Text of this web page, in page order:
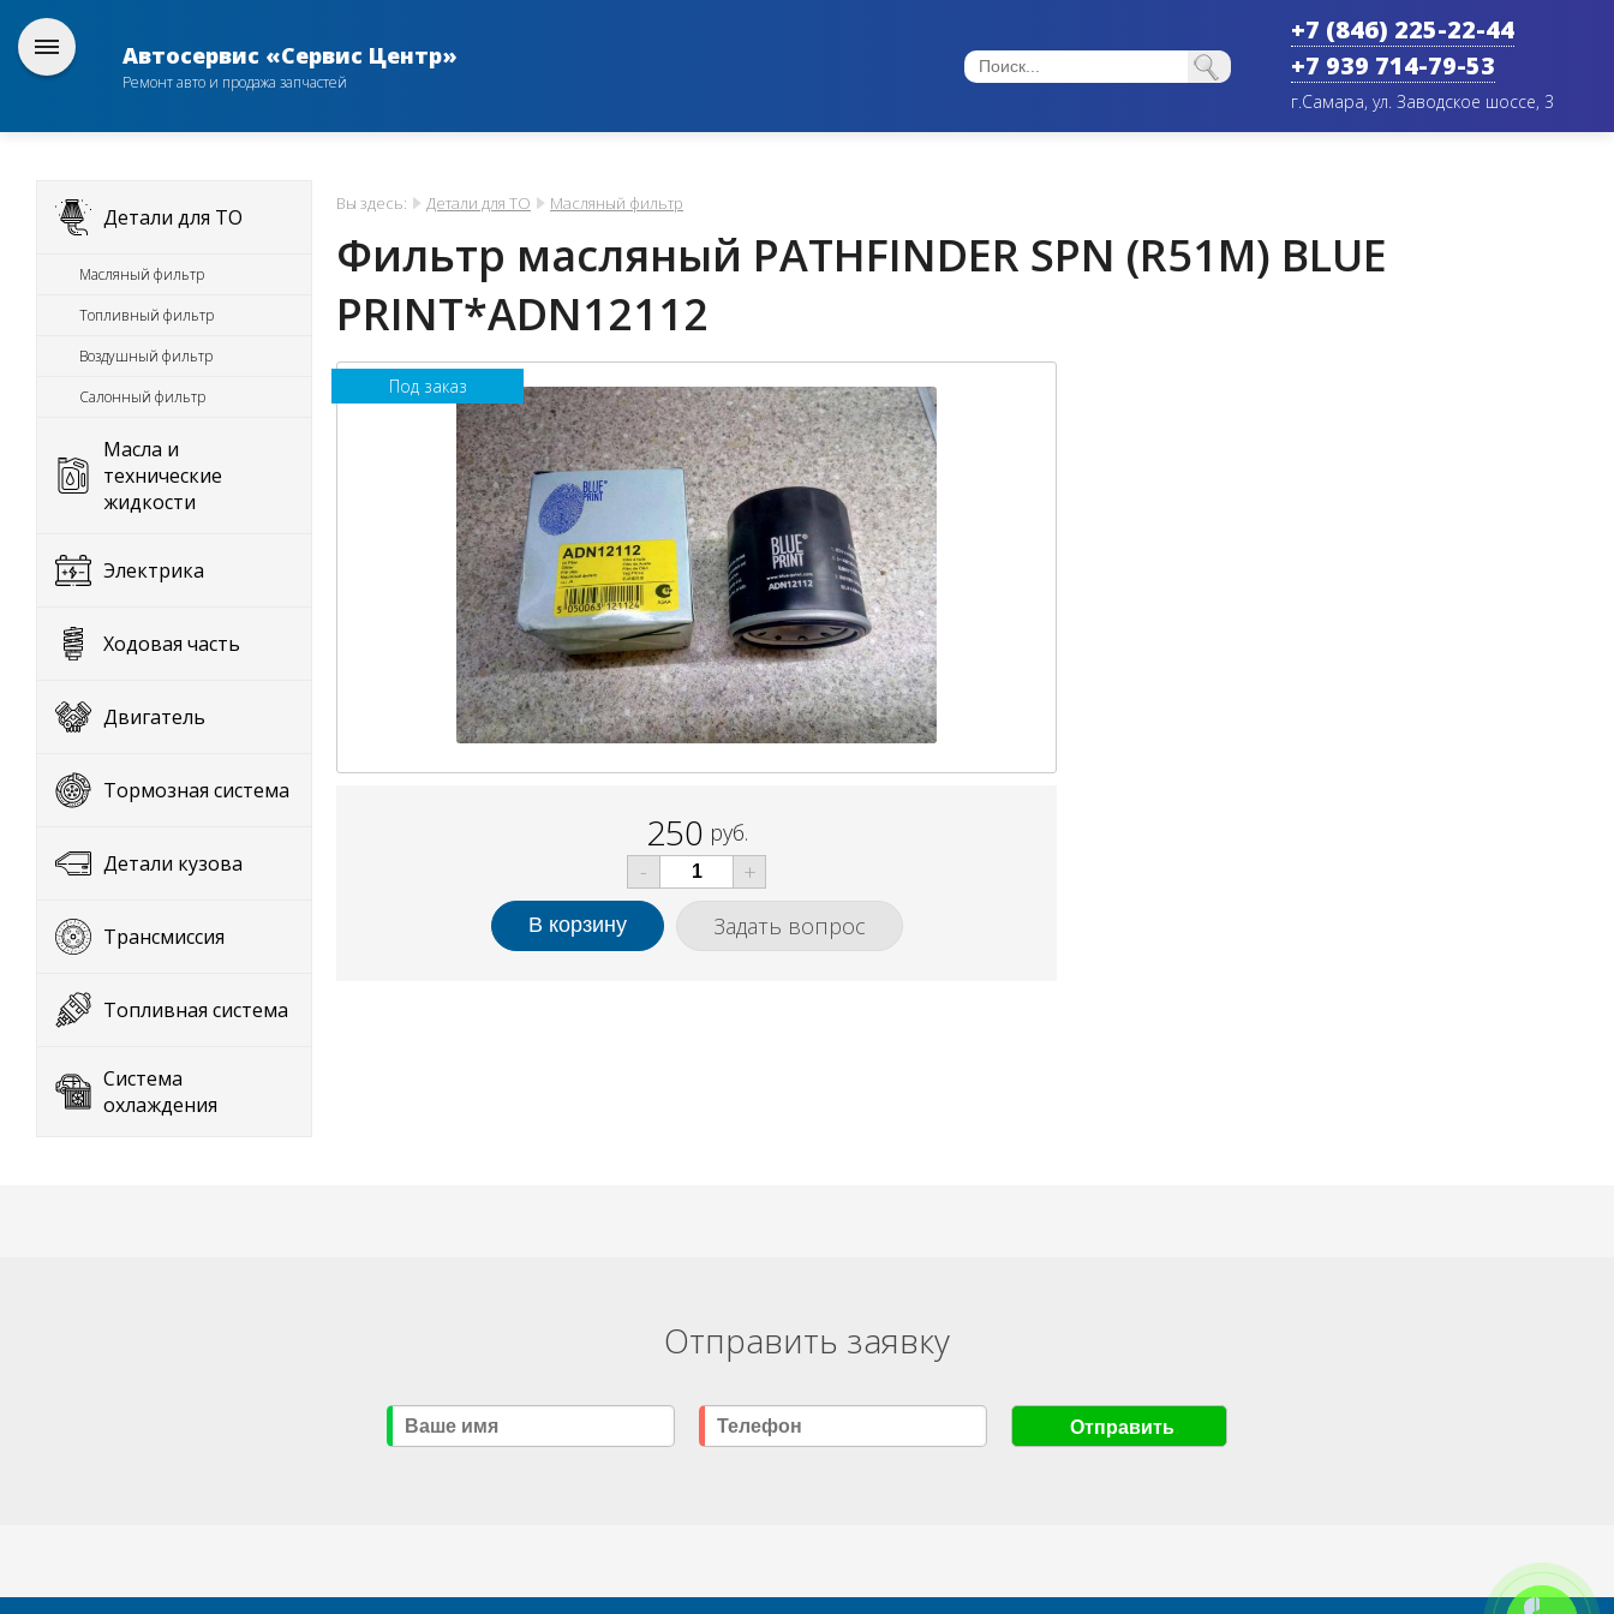
Автосервис «Сервис Центр»
Ремонт авто и продажа запчастей
+7 (846) 225-22-44
+7 939 714-79-53
г.Самара, ул. Заводское шоссе, 3
Детали для ТО
Масляный фильтр
Топливный фильтр
Воздушный фильтр
Салонный фильтр
Масла и
технические
жидкости
Электрика
Ходовая часть
Двигатель
Тормозная система
Детали кузова
Трансмиссия
Топливная система
Система
охлаждения
Вы здесь: Детали для ТО Масляный фильтр
Фильтр масляный PATHFINDER SPN (R51M) BLUE
PRINT*ADN12112
Под заказ
250 руб.
-
+
Задать вопрос
Отправить заявку